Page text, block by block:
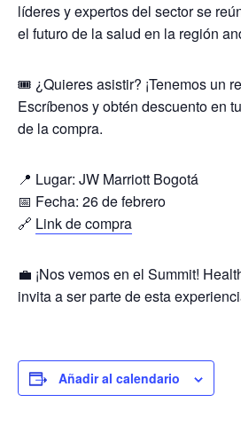
líderes y expertos del sector se
el futuro de la salud en la región
🎟 ¿Quieres asistir? ¡Tenemos un
Escríbenos y obtén descuento en
de la compra.
📍 Lugar: JW Marriott Bogotá
📅 Fecha: 26 de febrero
🔗 Link de compra
💼 ¡Nos vemos en el Summit!
invita a ser parte de esta
Añadir al calendario